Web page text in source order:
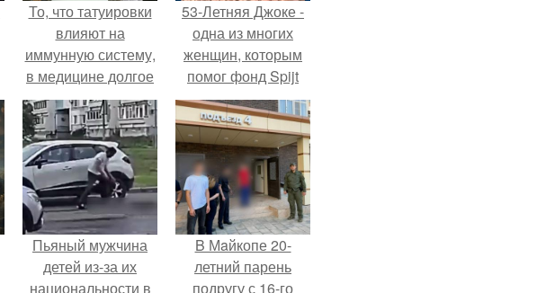
То, что татуировки
влияют на
иммунную систему,
в медицине долгое
время
рассматривалось
лишь как гипотеза.
53-Летняя Джоке -
одна из многих
женщин, которым
помог фонд Spijt
van Tattoo,
основанный в
Роттердаме.
Пьяный мужчина
детей из-за их
национальности в
B Мaйкопе 20-
летний парень
подругу с 16-го